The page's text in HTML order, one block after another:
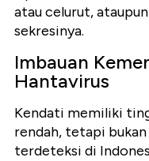
atau celurut,
sekresinya.
Imbauan
Hantavirus
Kendati memiliki
rendah, tetapi
terdeteksi di